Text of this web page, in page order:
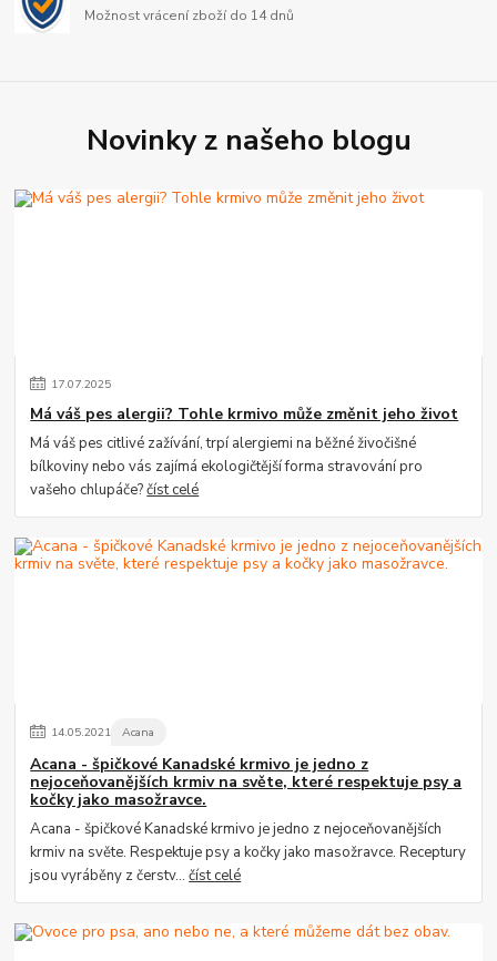
Možnost vrácení zboží do 14 dnů
Novinky z našeho blogu
17.07.2025
Má váš pes alergii? Tohle krmivo může změnit jeho život
Má váš pes citlivé zažívání, trpí alergiemi na běžné živočišné
bílkoviny nebo vás zajímá ekologičtější forma stravování pro
vašeho chlupáče?číst celé
14.05.2021 Acana
Acana - špičkové Kanadské krmivo je jedno z
nejoceňovanějších krmiv na světe, které respektuje psy a
kočky jako masožravce.
Acana - špičkové Kanadské krmivo je jedno z nejoceňovanějších
krmiv na světe. Respektuje psy a kočky jako masožravce. Receptury
jsou vyráběny z čerstv...číst celé